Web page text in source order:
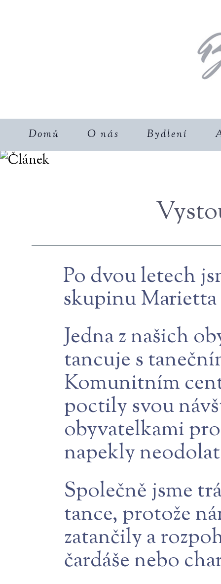
Domů O nás Bydlení
Po dvou letech
skupinu
Jedna z našich
tancuje s
Komunitním
poctily svou
obyvatelkami
napekly
Společně jsme
tance, protože
zatančily a
čardáše nebo